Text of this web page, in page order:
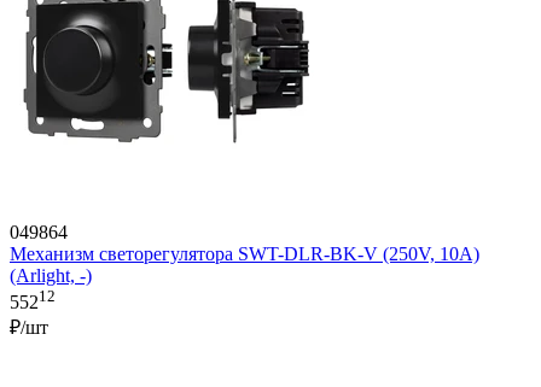
049864
Механизм светорегулятора SWT-DLR-BK-V (250V, 10A)
(Arlight, -)
55212
₽/шт